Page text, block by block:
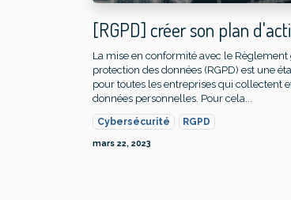
[RGPD] créer son plan
La mise en conformité avec le
protection des données (RGPD) est une
pour toutes les entreprises qui collectent
données personnelles. Pour cela...
Cybersécurité RGPD
mars 22, 2023